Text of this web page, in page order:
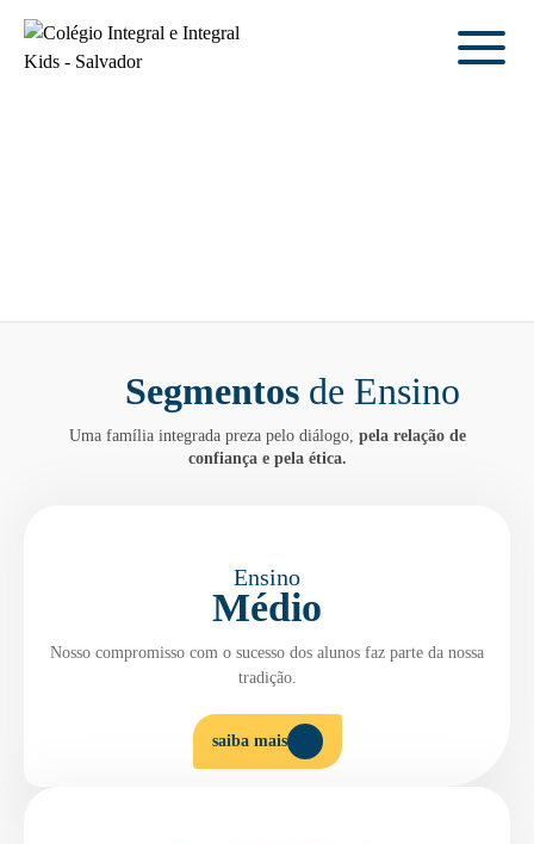
Segmentos de Ensino
Uma família integrada preza pelo diálogo, pela relação de
confiança e pela ética.
Ensino
Médio
Nosso compromisso com o sucesso dos alunos faz parte da nossa
tradição.
saiba mais